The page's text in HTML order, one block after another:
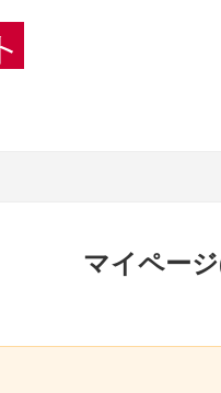
マイペー